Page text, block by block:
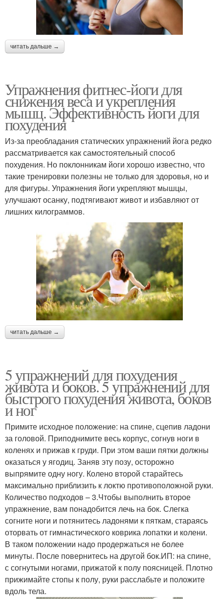
читать дальше →
Упражнения фитнес-йоги для
снижения веса и укрепления
мышц. Эффективность йоги для
похудения
Из-за преобладания статических упражнений йога редко
рассматривается как самостоятельный способ
похудения. Но поклонникам йоги хорошо известно, что
такие тренировки полезны не только для здоровья, но и
для фигуры. Упражнения йоги укрепляют мышцы,
улучшают осанку, подтягивают живот и избавляют от
лишних килограммов.
читать дальше →
5 упражнений для похудения
живота и боков. 5 упражнений для
быстрого похудения живота, боков
и ног
Примите исходное положение: на спине, сцепив ладони
за головой. Приподнимите весь корпус, согнув ноги в
коленях и прижав к груди. При этом ваши пятки должны
оказаться у ягодиц. Заняв эту позу, осторожно
выпрямите одну ногу. Колено второй старайтесь
максимально приблизить к локтю противоположной руки.
Количество подходов – 3.Чтобы выполнить второе
упражнение, вам понадобится лечь на бок. Слегка
согните ноги и потянитесь ладонями к пяткам, стараясь
оторвать от гимнастического коврика лопатки и колени.
В таком положении надо продержаться не более
минуты. После повернитесь на другой бок.ИП: на спине,
с согнутыми ногами, прижатой к полу поясницей. Плотно
прижимайте стопы к полу, руки расслабьте и положите
вдоль тела.